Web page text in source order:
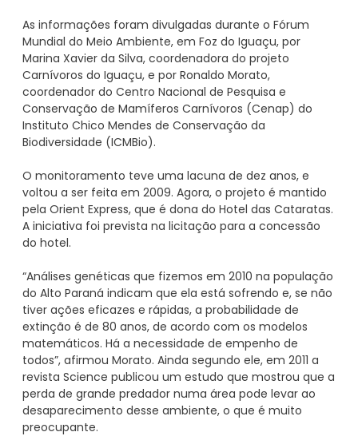
As informações foram divulgadas durante o Fórum
Mundial do Meio Ambiente, em Foz do Iguaçu, por
Marina Xavier da Silva, coordenadora do projeto
Carnívoros do Iguaçu, e por Ronaldo Morato,
coordenador do Centro Nacional de Pesquisa e
Conservação de Mamíferos Carnívoros (Cenap) do
Instituto Chico Mendes de Conservação da
Biodiversidade (ICMBio).
O monitoramento teve uma lacuna de dez anos, e
voltou a ser feita em 2009. Agora, o projeto é mantido
pela Orient Express, que é dona do Hotel das Cataratas.
A iniciativa foi prevista na licitação para a concessão
do hotel.
“Análises genéticas que fizemos em 2010 na população
do Alto Paraná indicam que ela está sofrendo e, se não
tiver ações eficazes e rápidas, a probabilidade de
extinção é de 80 anos, de acordo com os modelos
matemáticos. Há a necessidade de empenho de
todos”, afirmou Morato. Ainda segundo ele, em 2011 a
revista Science publicou um estudo que mostrou que a
perda de grande predador numa área pode levar ao
desaparecimento desse ambiente, o que é muito
preocupante.